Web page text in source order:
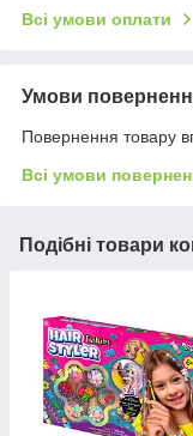
Всі умови оплати
Умови
Повернення товару
Всі умови
Подібні товари